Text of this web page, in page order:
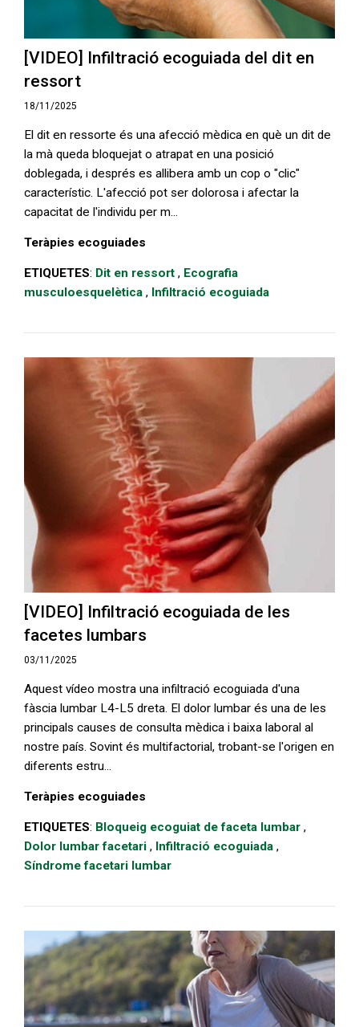
[VIDEO] Infiltració ecoguiada del dit en
ressort
18/11/2025
El dit en ressorte és una afecció mèdica en què un dit de
la mà queda bloquejat o atrapat en una posició
doblegada, i després es allibera amb un cop o "clic"
característic. L'afecció pot ser dolorosa i afectar la
capacitat de l'individu per m...
Teràpies ecoguiades
ETIQUETES: Dit en ressort , Ecografia
musculoesquelètica , Infiltració ecoguiada
[VIDEO] Infiltració ecoguiada de les
facetes lumbars
03/11/2025
Aquest vídeo mostra una infiltració ecoguiada d'una
fàscia lumbar L4-L5 dreta. El dolor lumbar és una de les
principals causes de consulta mèdica i baixa laboral al
nostre país. Sovint és multifactorial, trobant-se l'origen en
diferents estru...
Teràpies ecoguiades
ETIQUETES: Bloqueig ecoguiat de faceta lumbar ,
Dolor lumbar facetari , Infiltració ecoguiada ,
Síndrome facetari lumbar